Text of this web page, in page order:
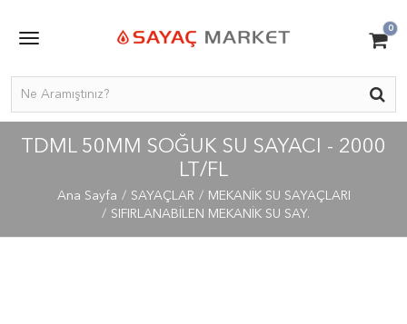
0
TDML 50MM SOĞUK SU SAYACI - 2000
LT/FL
Ana Sayfa SAYAÇLAR
MEKANİK SU SAYAÇLARI
SIFIRLANABİLEN MEKANİK SU SAY.